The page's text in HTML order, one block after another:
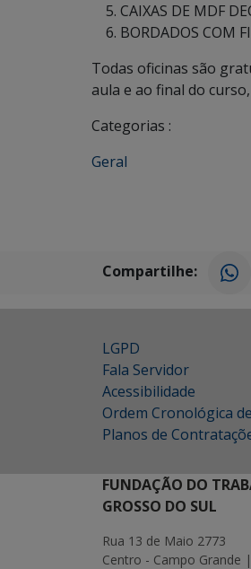
CAIXAS DE MDF
BORDADOS COM
Todas oficinas são
aula e ao final do
Categorias :
Geral
Compartilhe:
LGPD
Fala Servidor
Acessibilidade
Ordem Cronológica
Planos de
FUNDAÇÃO DO
GROSSO DO SUL
Rua 13 de Maio 2773
Centro - Campo Grande